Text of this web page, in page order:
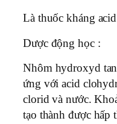
Là thuốc kháng
Dược động học :
Nhôm hydroxyd
ứng với acid
clorid và nước.
tạo thành được hấp